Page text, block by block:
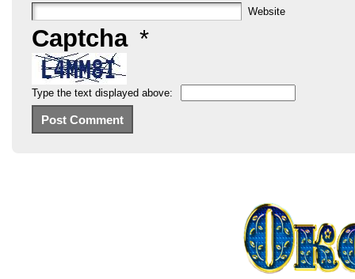
Website
Captcha *
Type the text displayed above: